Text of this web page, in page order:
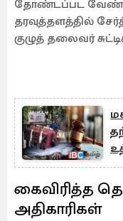
தோண்டப்பட
தரவுத்தளத்தில்
குழுத் தலைவர்
கைவிரித்த
அதிகாரிகள்